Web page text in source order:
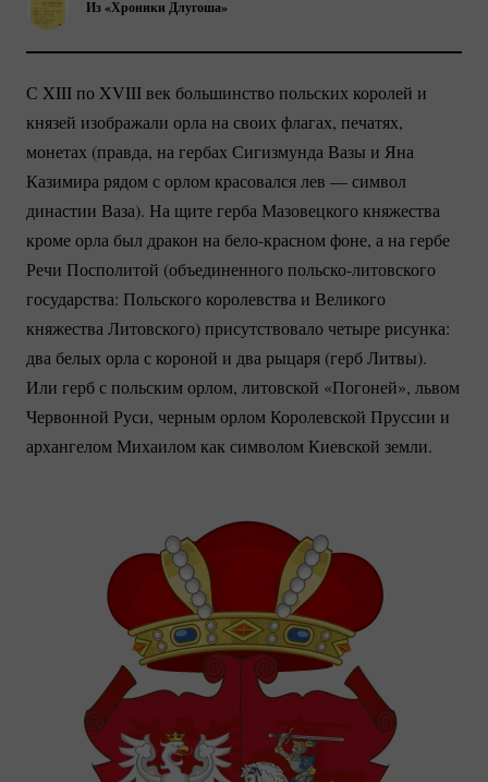
Из «Хроники Длугоша»
С XIII по XVIII век большинство польских королей и
князей изображали орла на своих флагах, печатях,
монетах (правда, на гербах Сигизмунда Вазы и Яна
Казимира рядом с орлом красовался лев — символ
династии Ваза). На щите герба Мазовецкого княжества
кроме орла был дракон на бело-красномфоне, а на гербе
Речи Посполитой (объединенногопольско-литовского
государства: Польского королевства и Великого
княжества Литовского) присутствовало четыре рисунка:
два белых орла с короной и два рыцаря (герб Литвы).
Или герб с польским орлом, литовской «Погоней», львом
Червонной Руси, черным орлом Королевской Пруссии и
архангелом Михаилом как символом Киевской земли.